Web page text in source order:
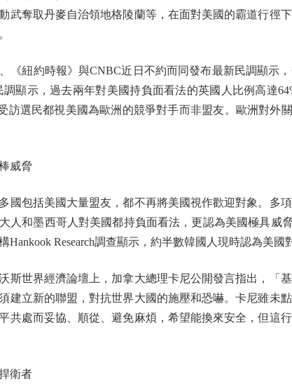
武奪取丹麥自治領地格陵蘭等，在面對美國的霸道行徑
紐約時報》與CNBC近日不約而同發布最新民調顯示，
調顯示，過去兩年對美國持負面看法的英國人比例高達
訪選民都視美國為歐洲的競爭對手而非盟友。歐洲對外
威脅
包括美國大量盟友，都不再將美國視作歡迎對象。多
人和墨西哥人對美國都持負面看法，更認為美國極具威
Hankook Research調查顯示，約半數韓國人現時認為美國
世界經濟論壇上，加拿大總理卡尼公開發言指出，「
建立新的聯盟，對抗世界大國的施壓和恐嚇。卡尼雖未
共處而妥協、順從、避免麻煩，希望能換來安全，但這
衛者